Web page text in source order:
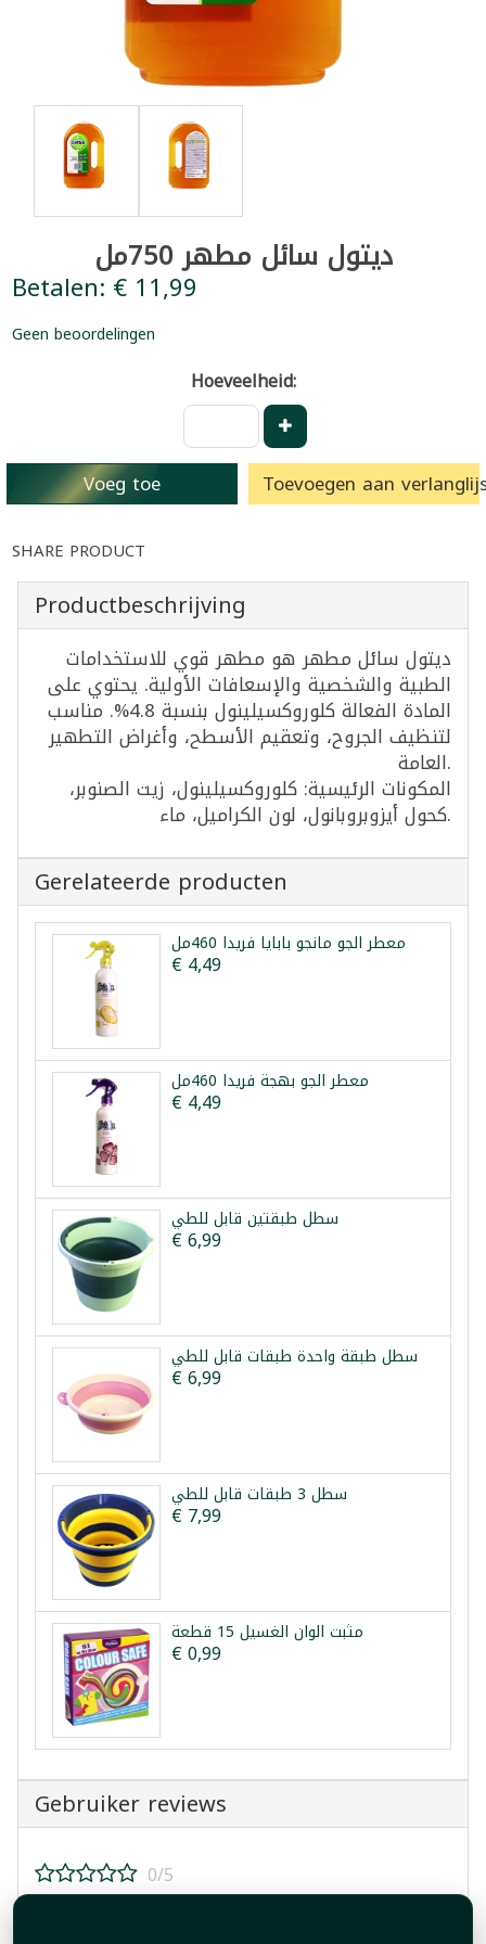
ديتول سائل مطهر 750مل
Betalen: € 11,99
Geen beoordelingen
Hoeveelheid:
Voeg toe Toevoegen aan
SHARE PRODUCT
Productbeschrijving
ديتول سائل مطهر هو مطهر قوي للاستخدامات
الطبية والشخصية والإسعافات الأولية. يحتوي على
المادة الفعالة كلوروكسيلينول بنسبة 4.8%. مناسب
لتنظيف الجروح، وتعقيم الأسطح، وأغراض التطهير
العامة.
المكونات الرئيسية: كلوروكسيلينول، زيت الصنوبر،
كحول أيزوبروبانول، لون الكراميل، ماء.
Gerelateerde producten
معطر الجو مانجو بابايا فريدا 460مل
€ 4,49
معطر الجو بهجة فريدا 460مل
€ 4,49
سطل طبقتين قابل للطي
€ 6,99
سطل طبقة واحدة طبقات قابل للطي
€ 6,99
سطل 3 طبقات قابل للطي
€ 7,99
مثبت الوان الغسيل 15 قطعة
€ 0,99
Gebruiker reviews
0/5